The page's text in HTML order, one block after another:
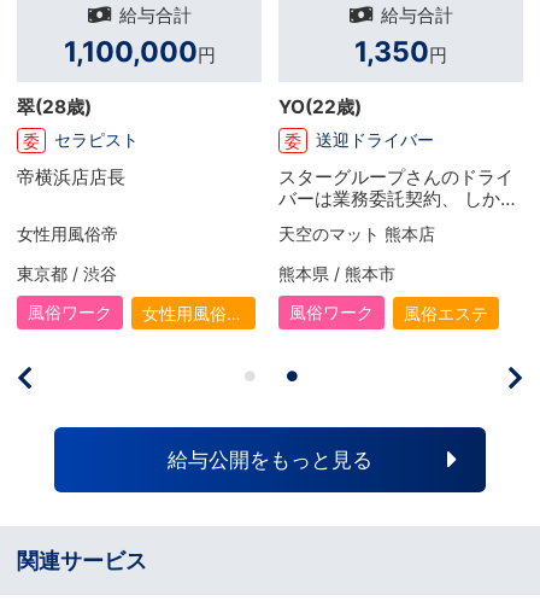
給与合計
1,082,500円
S(27歳)
正 店長・幹部候補
とにかく稼げる仕事に就きた
の仕事に辿り着きました！ 初
めは言われるがまま… といっ
た形で働いていましたが、 や
りがいを感じる事も増え、夢
も出来て 上を目指して頑張る
ようになりました！ 入社して
り今は目標に向けて精進して
いる最中です！
大阪府 / 京橋
風俗ワーク
ホテヘル
給与合計
600,000
M(24歳)
正 店長・幹部候補
前から風俗関係のお仕事に興
味があり、この会社は社会保
険完備に福利厚生も手厚く安
心できると思い入社したいと
思いました！ 業界未経験とい
う事もあり最初は不安もあり
ましたが先輩方の手厚いサポ
ートもあり今では毎日楽しく
す！ こんなに成長が実感で
き、仕事が楽しく、お給料が
天空のマット 熊本店
熊本県 / 熊本市
風俗ワーク
風俗エステ
給与公開をもっと見る
関連サービス